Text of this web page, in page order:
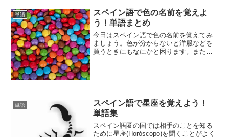
単語
スペイン語で色の名前を覚えよ
う！単語まとめ
今日はスペイン語で色の名前を覚えてみ
ましょう。色が分からないと洋服などを
買うときにもなにかと困ります。また、
単語
スペイン語で星座を覚えよう！
単語集
スペイン語圏の国では相手のことを知る
ために星座(Horóscopo)を聞くことがよく